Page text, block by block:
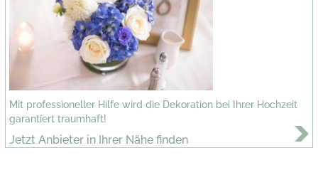
Mit professioneller Hilfe wird die Dekoration bei Ihrer Hochzeit
garantiert traumhaft!
Jetzt Anbieter in Ihrer Nähe finden